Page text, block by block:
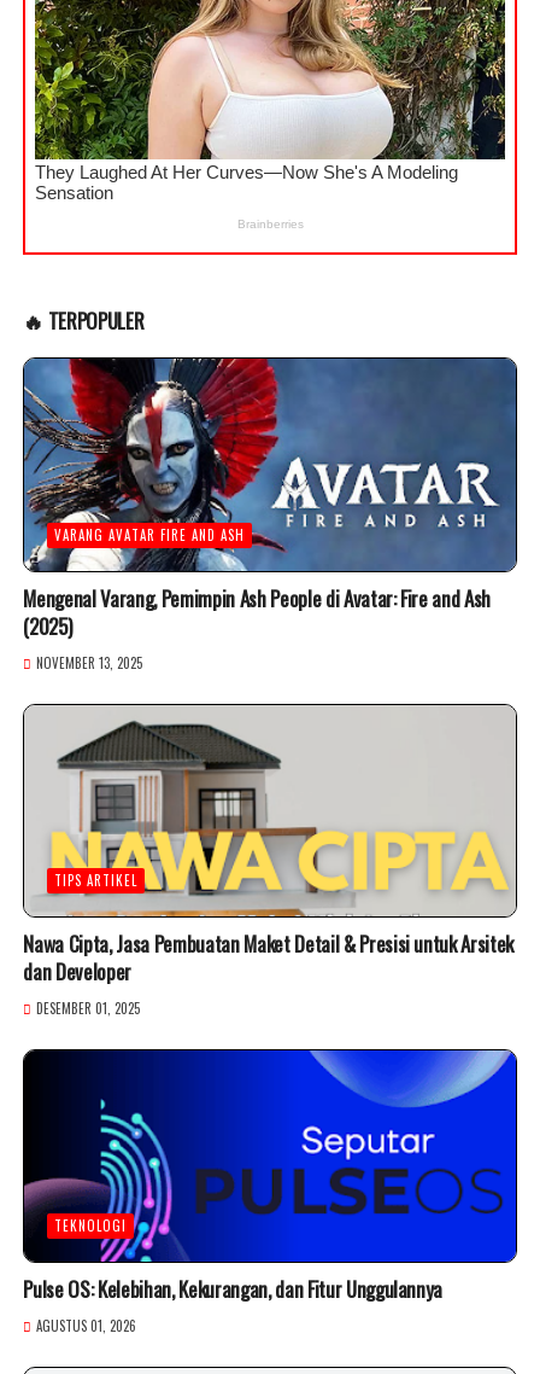
🔥 TERPOPULER
VARANG AVATAR FIRE AND ASH
Mengenal Varang, Pemimpin Ash People di Avatar: Fire and Ash
(2025)
NOVEMBER 13, 2025
TIPS ARTIKEL
Nawa Cipta, Jasa Pembuatan Maket Detail & Presisi untuk Arsitek
dan Developer
DESEMBER 01, 2025
TEKNOLOGI
Pulse OS: Kelebihan, Kekurangan, dan Fitur Unggulannya
AGUSTUS 01, 2026